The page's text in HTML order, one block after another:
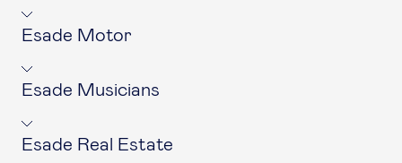
Esade Motor
Esade Musicians
Esade Real Estate